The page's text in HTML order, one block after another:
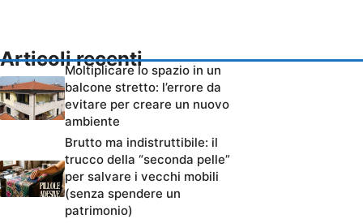
Articoli recenti
Moltiplicare lo spazio in un
balcone stretto: l’errore da
evitare per creare un nuovo
ambiente
Brutto ma indistruttibile: il
trucco della “seconda pelle”
per salvare i vecchi mobili
(senza spendere un
patrimonio)